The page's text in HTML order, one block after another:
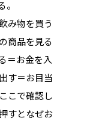
み物を買う
商品を見る
＝お金を入
す＝お目当
こで確認し
すとなぜお